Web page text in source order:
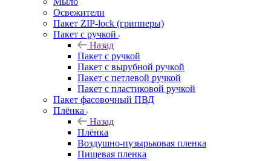
Освежители
Пакет ZIP-lock (грипперы)
Пакет с ручкой
Назад
Пакет с ручкой
Пакет с вырубной ручкой
Пакет с петлевой ручкой
Пакет с пластиковой ручкой
Пакет фасовочный ПВД
Плёнка
Назад
Плёнка
Воздушно-пузырьковая пленка
Пищевая пленка